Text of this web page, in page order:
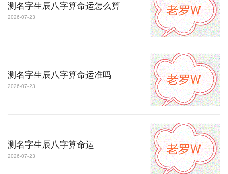
测名字生辰八字算命运怎么算
2026-07-23
测名字生辰八字算命运准吗
2026-07-23
测名字生辰八字算命运
2026-07-23